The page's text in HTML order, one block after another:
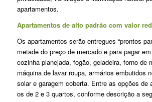
apartamentos.
Apartamentos de alto padrão com valor
Os apartamentos serão entregues “prontos
metade do preço de mercado e para pagar
cozinha planejada, fogão, geladeira, forno de
máquina de lavar roupa, armários embutidos
solar e garagem coberta. Entre as opções de
os de 2 e 3 quartos, conforme descrição a